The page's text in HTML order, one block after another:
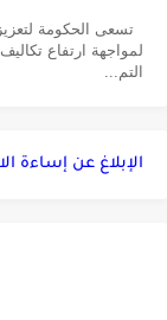
تسعى الحكومة
لمواجهة ارتفاع
التم...
الإبلاغ عن إساءة